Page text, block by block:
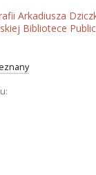
Arkadiusza
Bibliotece